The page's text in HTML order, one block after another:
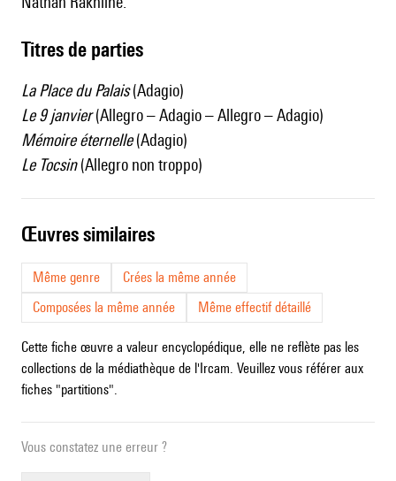
Titres de parties
La Place du Palais(Adagio)
Le 9 janvier(Allegro – Adagio – Allegro – Adagio)
Mémoire éternelle(Adagio)
Le Tocsin(Allegro non troppo)
œuvres similaires
Même genre
Crées la même année
Composées la même année
Même effectif détaillé
Cette fiche œuvre a valeur encyclopédique, elle ne reflète pas les
collections de la médiathèque de l'Ircam. Veuillez vous référer aux
fiches "partitions".
Vous constatez une erreur ?